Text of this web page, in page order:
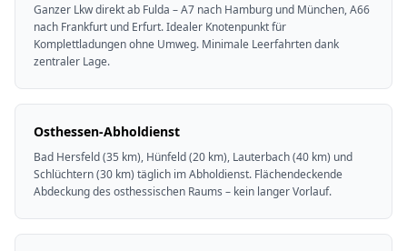
Ganzer Lkw direkt ab Fulda – A7 nach Hamburg und München, A66
nach Frankfurt und Erfurt. Idealer Knotenpunkt für
Komplettladungen ohne Umweg. Minimale Leerfahrten dank
zentraler Lage.
Osthessen-Abholdienst
Bad Hersfeld (35 km), Hünfeld (20 km), Lauterbach (40 km) und
Schlüchtern (30 km) täglich im Abholdienst. Flächendeckende
Abdeckung des osthessischen Raums – kein langer Vorlauf.